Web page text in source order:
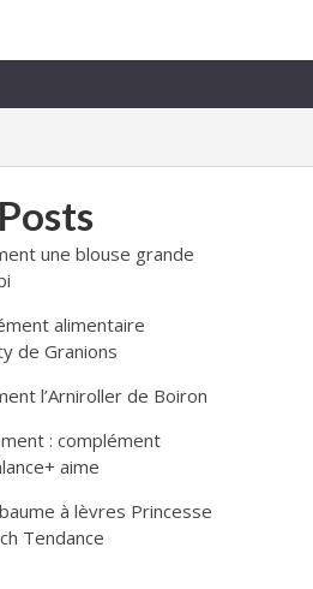
une blouse grande
alimentaire
de Granions
l’Arniroller de Boiron
: complément
aime
à lèvres Princesse
Tendance